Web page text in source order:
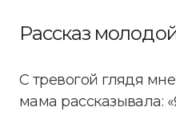
Рассказ
С тревогой глядя
мама рассказывала: